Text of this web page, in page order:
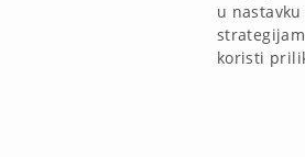
u
koristi